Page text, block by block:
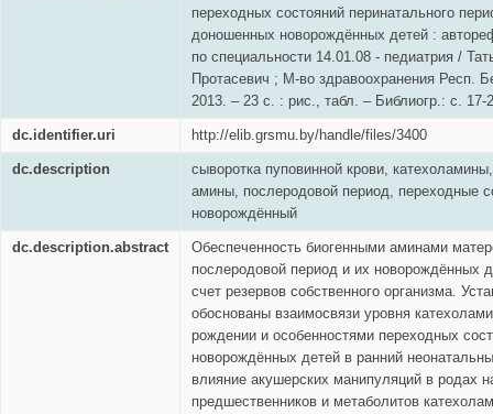
переходных состояний перинатального
доношенных новорождённых детей :
по специальности 14.01.08 - педиатрия /
Протасевич ; М-во здравоохранения Респ.
2013. – 23 с. : рис., табл. – Библиогр.: с. 17-
dc.identifier.uri http://elib.grsmu.by/handle/files/3400
dc.description
сыворотка пуповинной крови,
амины, послеродовой период, переходные
новорождённый
dc.description.abstract
Обеспеченность биогенными аминами
послеродовой период и их новорождённых
счет резервов собственного организма.
обоснованы взаимосвязи уровня
рождении и особенностями переходных
новорождённых детей в ранний
влияние акушерских манипуляций в родах
предшественников и метаболитов